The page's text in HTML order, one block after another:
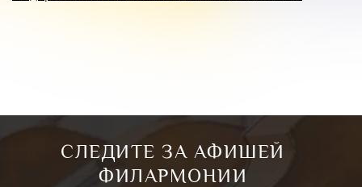
СЛЕДИТЕ ЗА АФИШЕЙ
ФИЛАРМОНИИ